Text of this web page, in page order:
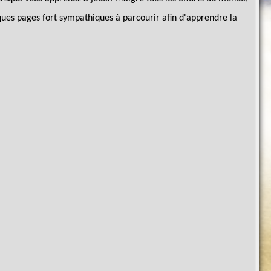
pages fort sympathiques à parcourir afin d'apprendre la